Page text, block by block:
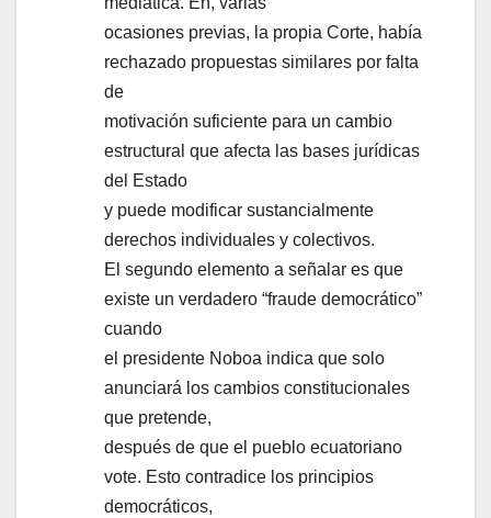
ocasiones previas, la propia Corte, había
rechazado propuestas similares por falta
de
motivación suficiente para un cambio
estructural que afecta las bases jurídicas
del Estado
y puede modificar sustancialmente
derechos individuales y colectivos.
El segundo elemento a señalar es que
existe un verdadero “fraude democrático”
cuando
el presidente Noboa indica que solo
anunciará los cambios constitucionales
que pretende,
después de que el pueblo ecuatoriano
vote. Esto contradice los principios
democráticos,